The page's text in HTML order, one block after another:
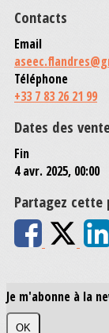
Contacts
Email
Téléphone
+33 7 83 26 21 99
Dates des
Fin
4 avr. 2025, 00:00
Partagez cette
Je m'abonne à la
OK